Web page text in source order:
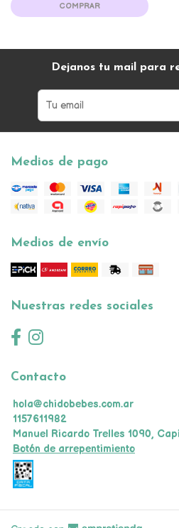
COMPRAR
Dejanos tu mail para
Medios de pago
Medios de envío
Nuestras redes sociales
Contacto
hola@chidobebes.com.ar
1157611982
Manuel Ricardo Trelles 1090,
Botón de arrepentimiento